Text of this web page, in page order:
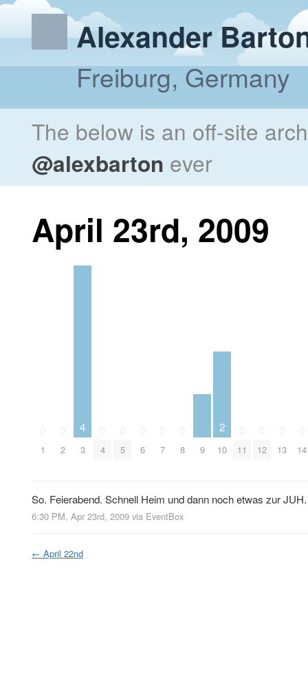
Alexander
Freiburg, Germany
The below is an off-site
@alexbarton ever
April 23rd, 2009
1 2
4
3 4 5 6 7 8 9
2
10 11 12 13 14
So. Feierabend. Schnell Heim und dann noch etwas zur JUH.
6:30 PM, Apr 23rd, 2009 via EventBox
← April 22nd